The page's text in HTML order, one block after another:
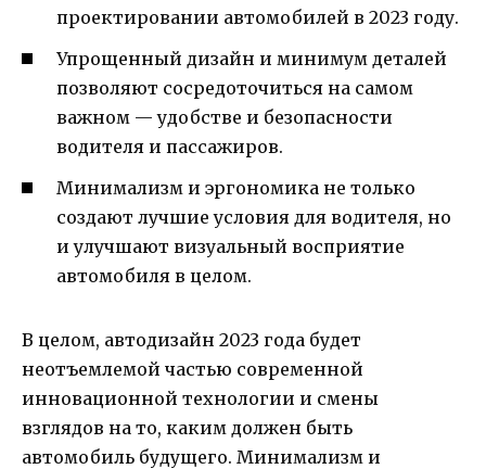
проектировании автомобилей в 2023 году.
Упрощенный дизайн и минимум деталей
позволяют сосредоточиться на самом
важном — удобстве и безопасности
водителя и пассажиров.
Минимализм и эргономика не только
создают лучшие условия для водителя, но
и улучшают визуальный восприятие
автомобиля в целом.
В целом, автодизайн 2023 года будет
неотъемлемой частью современной
инновационной технологии и смены
взглядов на то, каким должен быть
автомобиль будущего. Минимализм и